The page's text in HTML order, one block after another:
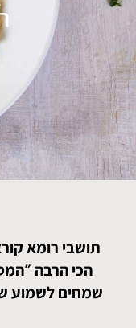
תושבי רומא
הכי הרבה
שמחים לשמוע